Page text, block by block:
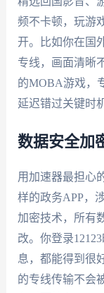
频不卡顿，玩游
开。比如你在国
专线，画面清晰
的MOBA游戏，
延迟错过关键时机
数据安全加
用加速器最担心
样的政务APP，
加密技术，所有
改。你登录
息，都能得到很
的专线传输不会